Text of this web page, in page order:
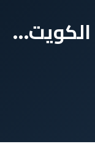
الكويت…